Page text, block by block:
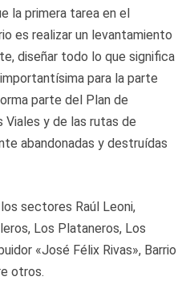
la primera tarea en el
es realizar un levantamiento
diseñar todo lo que significa
para la parte
parte del Plan de
Viales y de las rutas de
abandonadas y destruídas
sectores Raúl Leoni,
Los Plataneros, Los
«José Félix Rivas», Barrio
otros.